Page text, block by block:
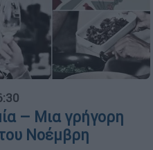
– Μια γρήγορη
Νοέμβρη